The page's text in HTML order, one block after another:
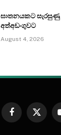
ඝාතනයකට සැරසුණු
අත්අඩංගුවට
August 4, 2026
Facebook
X